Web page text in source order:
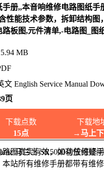
手册,,本音响维修电路图纸手
性能技术参数，拆卸结构图
路板图,元件清单,-电路图_图
MB
文 English Service Manual
页
下载点数
下载地
15点
→马上
路图真实有效，如有任何疑
本站所有维修手册都带有维修